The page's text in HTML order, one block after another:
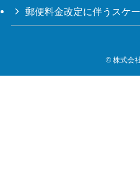
郵便料金改定に伴うスケ
© 株式会